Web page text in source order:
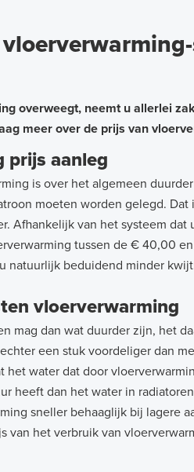
overweegt, neemt u allerlei
meer over de prijs van
prijs aanleg
is over het algemeen
moeten worden gelegd.
Afhankelijk van het systeem
tussen de € 40,00
natuurlijk beduidend minder
vloerverwarming
mag dan wat duurder zijn, het
een stuk voordeliger dan
het water dat door
heeft dan het water in
sneller behaaglijk bij lagere
van het verbruik van